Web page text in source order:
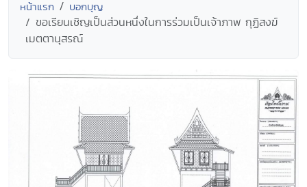
หน้าแรก บอกบุญ
ขอเรียนเชิญเป็นส่วนหนึ่งในการร่วมเป็นเจ้าภาพ กุฏิสงฆ์
เมตตานุสรณ์